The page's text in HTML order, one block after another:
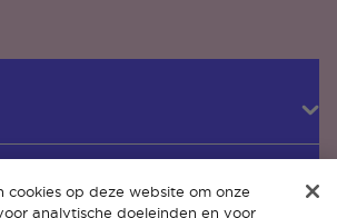
cookies op deze website om onze
analytische doeleinden en voor